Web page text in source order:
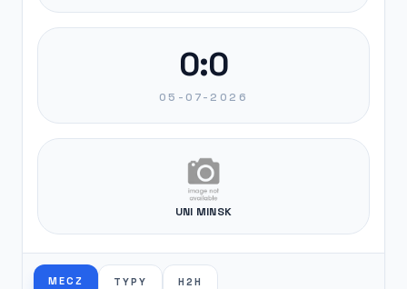
0:0
05-07-2026
UNI MINSK
MECZ TYPY H2H